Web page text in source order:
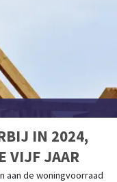
IN 2024,
VIJF JAAR
aan de woningvoorraad